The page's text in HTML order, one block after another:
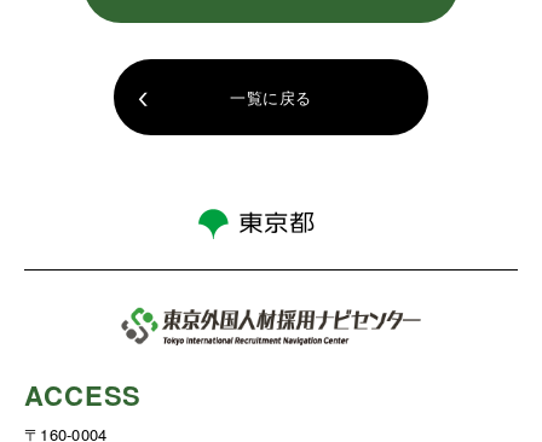
一覧に戻る
ACCESS
〒160-0004